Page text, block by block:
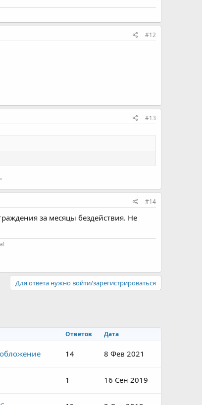
#12
#13
#14
за месяцы бездействия. Не
Для ответа нужно войти/зарегистрироваться
Ответов Дата
14 8 Фев 2021
1 16 Сен 2019